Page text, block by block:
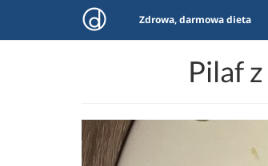
Zdrowa, darmowa dieta
Pilaf